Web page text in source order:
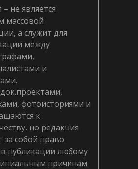
не является
массовой
а служит для
между
и
фотоисториями и
к
но редакция
за собой право
в публикации любому
причинам